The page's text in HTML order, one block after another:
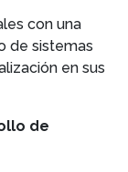
con una
de sistemas
en sus
de